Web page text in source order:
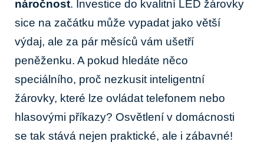
náročnost. Investice do kvalitní LED žárovky
sice na začátku může vypadat jako větší
výdaj, ale za pár měsíců vám ušetří
peněženku. A pokud hledáte něco
speciálního, proč nezkusit inteligentní
žárovky, které lze ovládat telefonem nebo
hlasovými příkazy? Osvětlení v domácnosti
se tak stává nejen praktické, ale i zábavné!